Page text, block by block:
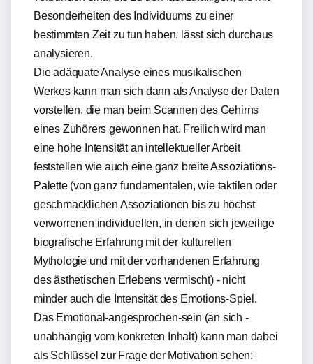
Besonderheiten des Individuums zu einer
bestimmten Zeit zu tun haben, lässt sich durchaus
analysieren.
Die adäquate Analyse eines musikalischen
Werkes kann man sich dann als Analyse der Daten
vorstellen, die man beim Scannen des Gehirns
eines Zuhörers gewonnen hat. Freilich wird man
eine hohe Intensität an intellektueller Arbeit
feststellen wie auch eine ganz breite Assoziations-
Palette (von ganz fundamentalen, wie taktilen oder
geschmacklichen Assoziationen bis zu höchst
verworrenen individuellen, in denen sich jeweilige
biografische Erfahrung mit der kulturellen
Mythologie und mit der vorhandenen Erfahrung
des ästhetischen Erlebens vermischt) - nicht
minder auch die Intensität des Emotions-Spiel.
Das Emotional-angesprochen-sein (an sich -
unabhängig vom konkreten Inhalt) kann man dabei
als Schlüssel zur Frage der Motivation sehen: